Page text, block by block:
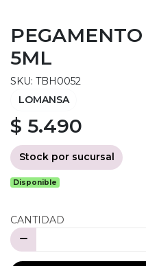
5ML
SKU: TBH0052
LOMANSA
$ 5.490
Stock por sucursal
Disponible
CANTIDAD